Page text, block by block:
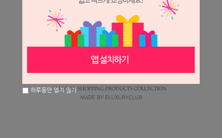
하루동안 열지 않기